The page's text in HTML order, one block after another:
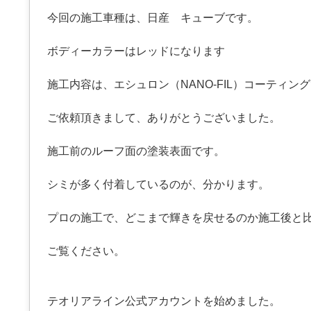
今回の施工車種は、日産 キューブです。
ボディーカラーはレッドになります
施工内容は、エシュロン（NANO-FIL）コーティング
ご依頼頂きまして、ありがとうございました。
施工前のルーフ面の塗装表面です。
シミが多く付着しているのが、分かります。
プロの施工で、どこまで輝きを戻せるのか施工後と
ご覧ください。
テオリアライン公式アカウントを始めました。